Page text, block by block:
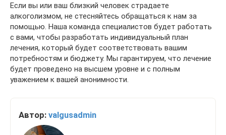
Если вы или ваш близкий человек страдаете
алкоголизмом, не стесняйтесь обращаться к нам за
помощью. Наша команда специалистов будет работать
с вами, чтобы разработать индивидуальный план
лечения, который будет соответствовать вашим
потребностям и бюджету. Мы гарантируем, что лечение
будет проведено на высшем уровне и с полным
уважением к вашей анонимности.
Автор: valgusadmin